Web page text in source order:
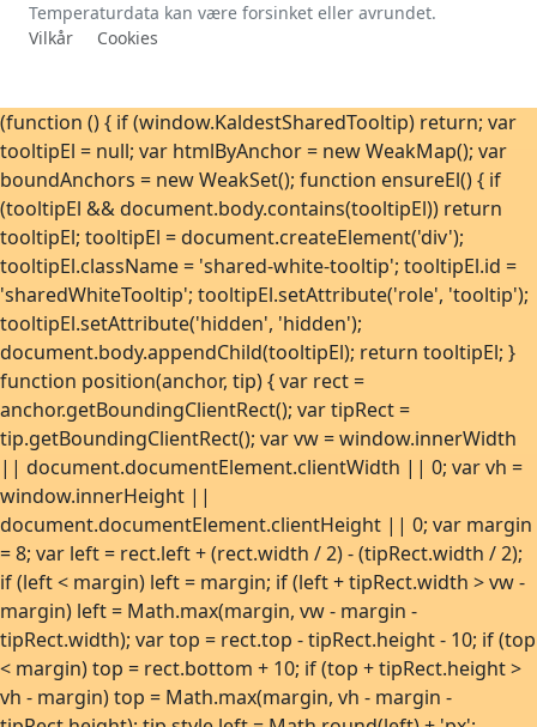
Temperaturdata kan være forsinket eller avrundet.
Vilkår
Cookies
(function () { if (window.KaldestSharedTooltip) return; var
tooltipEl = null; var htmlByAnchor = new WeakMap(); var
boundAnchors = new WeakSet(); function ensureEl() { if
(tooltipEl && document.body.contains(tooltipEl)) return
tooltipEl; tooltipEl = document.createElement('div');
tooltipEl.className = 'shared-white-tooltip'; tooltipEl.id =
'sharedWhiteTooltip'; tooltipEl.setAttribute('role', 'tooltip');
tooltipEl.setAttribute('hidden', 'hidden');
document.body.appendChild(tooltipEl); return tooltipEl; }
function position(anchor, tip) { var rect =
anchor.getBoundingClientRect(); var tipRect =
tip.getBoundingClientRect(); var vw = window.innerWidth
|| document.documentElement.clientWidth || 0; var vh =
window.innerHeight ||
document.documentElement.clientHeight || 0; var margin
= 8; var left = rect.left + (rect.width / 2) - (tipRect.width / 2);
if (left < margin) left = margin; if (left + tipRect.width > vw -
margin) left = Math.max(margin, vw - margin -
tipRect.width); var top = rect.top - tipRect.height - 10; if (top
< margin) top = rect.bottom + 10; if (top + tipRect.height >
vh - margin) top = Math.max(margin, vh - margin -